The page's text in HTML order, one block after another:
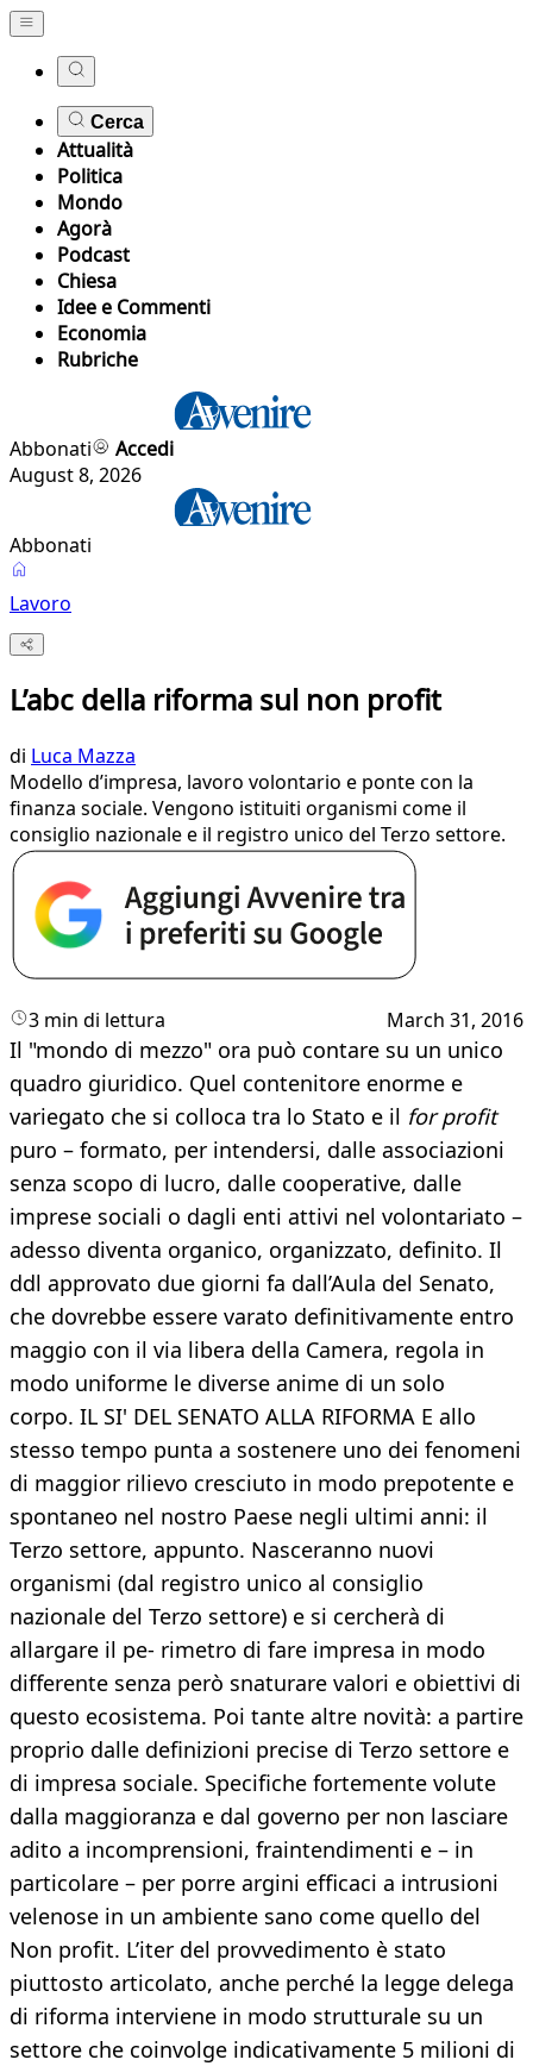
Cerca
Attualità
Politica
Mondo
Agorà
Podcast
Chiesa
Idee e Commenti
Economia
Rubriche
Abbonati
Accedi
August 8, 2026
Abbonati
Lavoro
L’abc della riforma sul non profit
di Luca Mazza
Modello d’impresa, lavoro volontario e ponte con la
finanza sociale. Vengono istituiti organismi come il
consiglio nazionale e il registro unico del Terzo settore.
3 min di lettura March 31, 2016
Il "mondo di mezzo" ora può contare su un unico
quadro giuridico. Quel contenitore enorme e
variegato che si colloca tra lo Stato e il for profit
puro – formato, per intendersi, dalle associazioni
senza scopo di lucro, dalle cooperative, dalle
imprese sociali o dagli enti attivi nel volontariato –
adesso diventa organico, organizzato, definito. Il
ddl approvato due giorni fa dall’Aula del Senato,
che dovrebbe essere varato definitivamente entro
maggio con il via libera della Camera, regola in
modo uniforme le diverse anime di un solo
corpo. IL SI' DEL SENATO ALLA RIFORMA E allo
stesso tempo punta a sostenere uno dei fenomeni
di maggior rilievo cresciuto in modo prepotente e
spontaneo nel nostro Paese negli ultimi anni: il
Terzo settore, appunto. Nasceranno nuovi
organismi (dal registro unico al consiglio
nazionale del Terzo settore) e si cercherà di
allargare il pe- rimetro di fare impresa in modo
differente senza però snaturare valori e obiettivi di
questo ecosistema. Poi tante altre novità: a partire
proprio dalle definizioni precise di Terzo settore e
di impresa sociale. Specifiche fortemente volute
dalla maggioranza e dal governo per non lasciare
adito a incomprensioni, fraintendimenti e – in
particolare – per porre argini efficaci a intrusioni
velenose in un ambiente sano come quello del
Non profit. L’iter del provvedimento è stato
piuttosto articolato, anche perché la legge delega
di riforma interviene in modo strutturale su un
settore che coinvolge indicativamente 5 milioni di